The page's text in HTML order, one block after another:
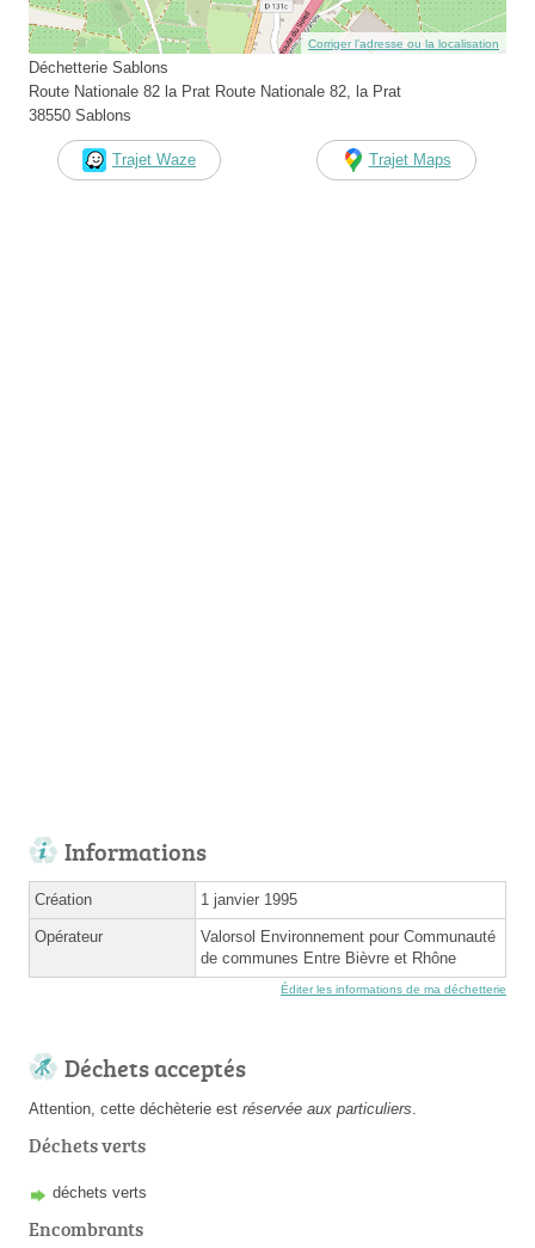
Corriger l’adresse ou la localisation
Déchetterie Sablons
Route Nationale 82 la Prat Route Nationale 82, la Prat
38550 Sablons
Trajet Waze Trajet Maps
Informations
Création 1 janvier 1995
Opérateur
Valorsol Environnement pour Communauté
de communes Entre Bièvre et Rhône
Éditer les informations de ma déchetterie
Déchets acceptés
Attention, cette déchèterie est réservée aux particuliers
Déchets verts
déchets verts
Encombrants